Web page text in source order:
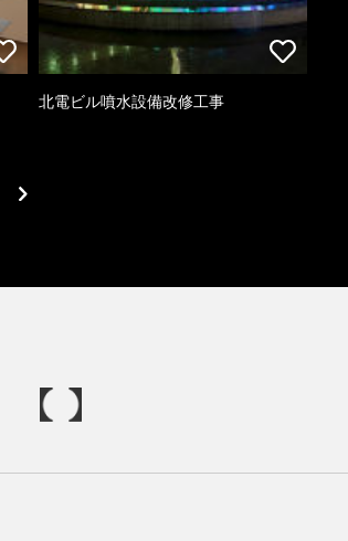
北電ビル噴水設備改修工事